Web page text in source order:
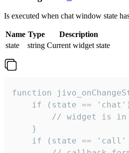
Is executed when chat window state
Name Type
Description
state
string Current widget state
function
if (state ==
// widget is
    }
if (state ==